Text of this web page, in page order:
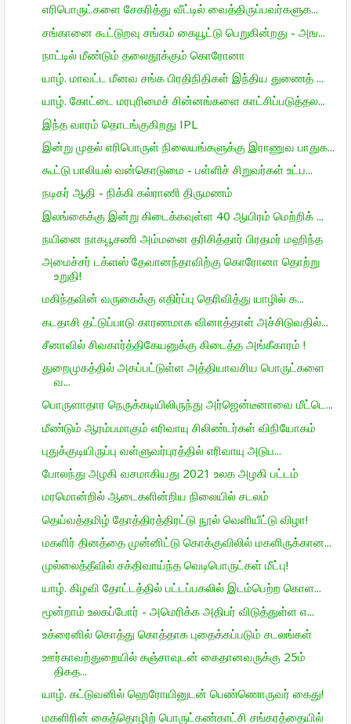
எரிபொருட்களை சேகரித்து வீட்டில் வைத்திருப்பவர்களுக...
சங்கானை கூட்டுறவு சங்கம் கையூட்டு பெறுகின்றது - அங...
நாட்டில் மீண்டும் தலைதூக்கும் கொரோனா
யாழ். மாவட்ட மீனவ சங்க பிரதிநிதிகள் இந்திய துணைத் ...
யாழ். கோட்டை மரபுரிமைச் சின்னங்களை காட்சிப்படுத்தல...
இந்த வாரம் தொடங்குகிறது IPL
இன்று முதல் எரிபொருள் நிலையங்களுக்கு இராணுவ பாதுக...
கூட்டு பாலியல் வன்கொடுமை - பள்ளிச் சிறுவர்கள் உட்ப...
நடிகர் ஆதி - நிக்கி கல்ராணி திருமணம்
இலங்கைக்கு இன்று கிடைக்கவுள்ள 40 ஆயிரம் மெற்றிக் ...
நயினை நாகபூசணி அம்மனை தரிசித்தார் பிரதமர் மஹிந்த
அமைச்சர் டக்ளஸ் தேவானந்தாவிற்கு கொரோனா தொற்று
உறுதி!
மகிந்தவின் வருகைக்கு எதிர்ப்பு தெரிவித்து யாழில் க...
கடதாசி தட்டுப்பாடு காரணமாக வினாத்தாள் அச்சிடுவதில்...
சீனாவில் சிவகார்த்திகேயனுக்கு கிடைத்த அங்கீகாரம் !
துறைமுகத்தில் அகப்பட்டுள்ள அத்தியாவசிய பொருட்களை
வ...
பொருளாதார நெருக்கடியிலிருந்து அர்ஜென்டீனாவை மீட்டெ...
மீண்டும் ஆரம்பமாகும் எரிவாயு சிலிண்டர்கள் விநியோகம்
புதுக்குடியிருப்பு வள்ளுவர்புரத்தில் எரிவாயு அடுப...
போலந்து அழகி வசமாகியது 2021 உலக அழகி பட்டம்
மரமொன்றில் ஆடைகளின்றிய நிலையில் சடலம்
தெய்வத்தமிழ் தோத்திரத்திரட்டு நூல் வெளியீட்டு விழா!
மகளிர் தினத்தை முன்னிட்டு கொக்குவிலில் மகளிருக்கான...
முல்லைத்தீவில் சக்திவாய்ந்த வெடிபொருட்கள் மீட்பு!
யாழ். கிழவி தோட்டத்தில் பட்டப்பகலில் இடம்பெற்ற கொள...
மூன்றாம் உலகப்போர் - அமெரிக்க அதிபர் விடுத்துள்ள எ...
உக்ரைனில் கொத்து கொத்தாக புதைக்கப்படும் சடலங்கள்
ஊர்காவற்துறையில் கஞ்சாவுடன் கைதானவருக்கு 25ம்
திகத...
யாழ். கட்டுவனில் ஹெரோயினுடன் பெண்ணொருவர் கைது!
மகளிரின் கைத்தொழிற் பொருட்கண்காட்சி சங்கரத்தையில்